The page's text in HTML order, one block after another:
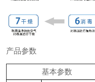
产品参数
基本参数